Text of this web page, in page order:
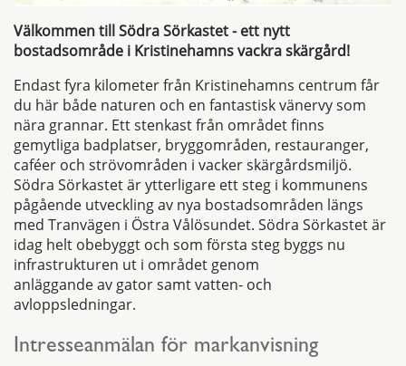
Välkommen till Södra Sörkastet - ett nytt
bostadsområde i Kristinehamns vackra skärgård!
Endast fyra kilometer från Kristinehamns centrum får
du här både naturen och en fantastisk vänervy som
nära grannar. Ett stenkast från området finns
gemytliga badplatser, bryggområden, restauranger,
caféer och strövområden i vacker skärgårdsmiljö.
Södra Sörkastet är ytterligare ett steg i kommunens
pågående utveckling av nya bostadsområden längs
med Tranvägen i Östra Vålösundet. Södra Sörkastet är
idag helt obebyggt och som första steg byggs nu
infrastrukturen ut i området genom
anläggande av gator samt vatten- och
avloppsledningar.
Intresseanmälan för markanvisning